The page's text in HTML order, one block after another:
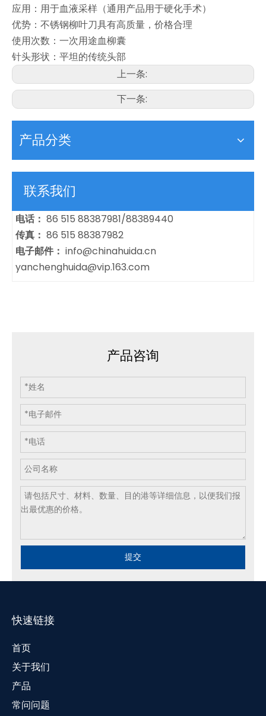
应用：用于血液采样（通用产品用于硬化手术）
优势：不锈钢柳叶刀具有高质量，价格合理
使用次数：一次用途血柳囊
针头形状：平坦的传统头部
上一条:
下一条:
产品分类
联系我们
电话： 86 515 88387981/88389440
传真： 86 515 88387982
电子邮件： info@chinahuida.cn
yanchenghuida@vip.163.com
产品咨询
提交
快速链接
首页
关于我们
产品
常问问题